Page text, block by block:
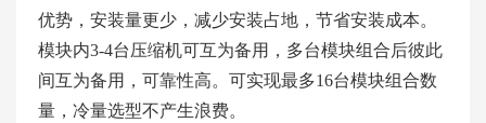
优势，安装量更少，减少安装占地，节省安装成本。
模块内3-4台压缩机可互为备用，多台模块组合后彼此
间互为备用，可靠性高。可实现最多16台模块组合数
量，冷量选型不产生浪费。